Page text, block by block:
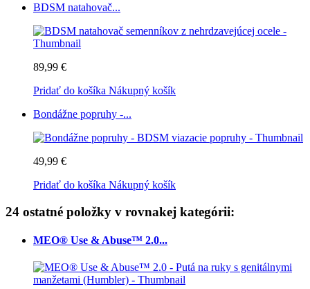
BDSM natahovač...
89,99 €
Pridať do košíka Nákupný košík
Bondážne popruhy -...
49,99 €
Pridať do košíka Nákupný košík
24 ostatné položky v rovnakej kategórii:
MEO® Use & Abuse™ 2.0...